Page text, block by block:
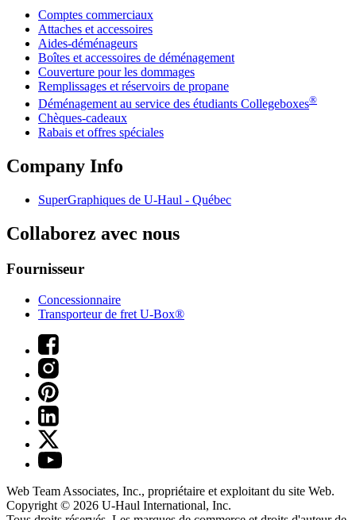
Comptes commerciaux
Attaches et accessoires
Aides-déménageurs
Boîtes et accessoires de déménagement
Couverture pour les dommages
Remplissages et réservoirs de propane
Déménagement au service des étudiants Collegeboxes®
Chèques-cadeaux
Rabais et offres spéciales
Company Info
SuperGraphiques de U-Haul - Québec
Collaborez avec nous
Fournisseur
Concessionnaire
Transporteur de fret U-Box®
Web Team Associates, Inc., propriétaire et exploitant du site Web.
Copyright © 2026 U-Haul International, Inc.